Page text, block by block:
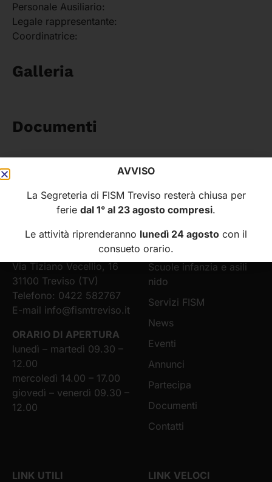
Personale Ausiliario:
Legale rappresentante:
Coordinatrice:
Galleria
Documenti
FISM
Scuole Materne
della Provincia di Treviso
Via Tiziano Vecellio, 16
31100 Treviso (TV)
Telefono: 0422 582767
E-mail info@fismtreviso.it
ORARIO DI APERTURA
lunedì – martedì 09.30 –
12.00
mercoledì 14.00 – 17.00
giovedì – venerdì 09.30 –
12.00
MENÙ
Chi siamo
Scuole infanzia e asili
nido
Servizi FISM
News
Eventi
Annunci
Partecipa
Documenti
Contatti
LINK UTILI LINK VELOCI
AVVISO
La Segreteria di FISM Treviso resterà chiusa per
ferie dal 1° al 23 agosto compresi.
Le attività riprenderanno lunedì 24 agosto con il
consueto orario.